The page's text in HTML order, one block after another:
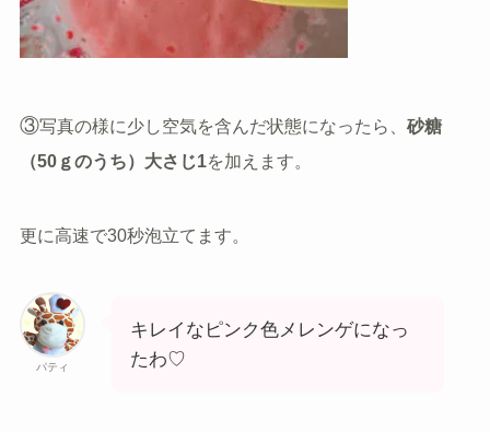
③写真の様に少し空気を含んだ状態になったら、 砂糖
（50ｇのうち）大さじ1を加えます。
更に高速で30秒泡立てます。
パティ
キレイなピンク色メレンゲになっ
たわ♡